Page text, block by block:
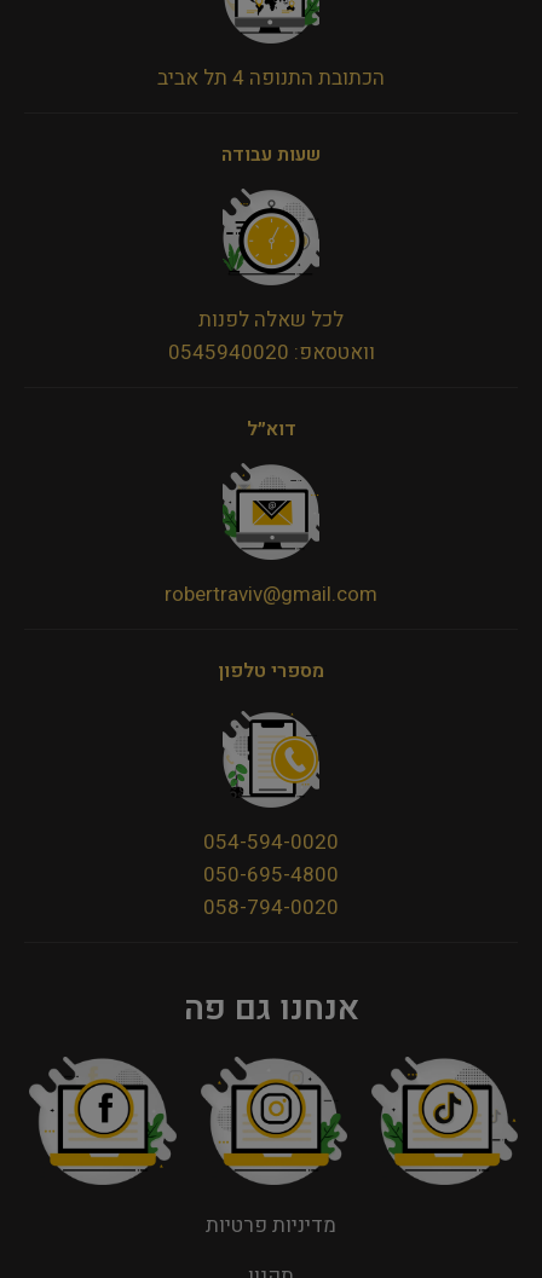
הכתובת התנופה 4 תל אביב
שעות עבודה
לכל שאלה לפנות
וואטסאפ: 0545940020
דוא״ל
robertraviv@gmail.com
מספרי טלפון
054-594-0020
050-695-4800
058-794-0020
אנחנו גם פה
מדיניות פרטיות